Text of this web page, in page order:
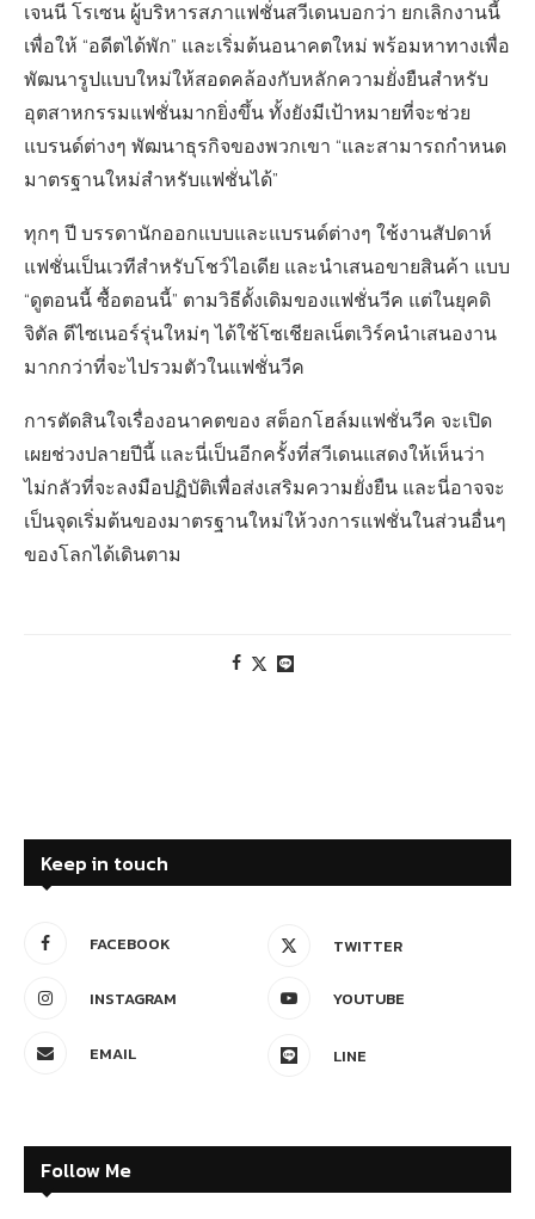
เจนนี โรเซน ผู้บริหารสภาแฟชั่นสวีเดนบอกว่า ยกเลิกงานนี้
เพื่อให้ “อดีตได้พัก” และเริ่มต้นอนาคตใหม่ พร้อมหาทางเพื่อ
พัฒนารูปแบบใหม่ให้สอดคล้องกับหลักความยั่งยืนสำหรับ
อุตสาหกรรมแฟชั่นมากยิ่งขึ้น ทั้งยังมีเป้าหมายที่จะช่วย
แบรนด์ต่างๆ พัฒนาธุรกิจของพวกเขา “และสามารถกำหนด
มาตรฐานใหม่สำหรับแฟชั่นได้”
ทุกๆ ปี บรรดานักออกแบบและแบรนด์ต่างๆ ใช้งานสัปดาห์
แฟชั่นเป็นเวทีสำหรับโชว์ไอเดีย และนำเสนอขายสินค้า แบบ
“ดูตอนนี้ ซื้อตอนนี้” ตามวิธีดั้งเดิมของแฟชั่นวีค แต่ในยุคดิ
จิตัล ดีไซเนอร์รุ่นใหม่ๆ ได้ใช้โซเชียลเน็ตเวิร์คนำเสนองาน
มากกว่าที่จะไปรวมตัวในแฟชั่นวีค
การตัดสินใจเรื่องอนาคตของ สต็อกโฮล์มแฟชั่นวีค จะเปิด
เผยช่วงปลายปีนี้ และนี่เป็นอีกครั้งที่สวีเดนแสดงให้เห็นว่า
ไม่กลัวที่จะลงมือปฏิบัติเพื่อส่งเสริมความยั่งยืน และนี่อาจจะ
เป็นจุดเริ่มต้นของมาตรฐานใหม่ให้วงการแฟชั่นในส่วนอื่นๆ
ของโลกได้เดินตาม
Keep in touch
FACEBOOK TWITTER
INSTAGRAM YOUTUBE
EMAIL LINE
Follow Me